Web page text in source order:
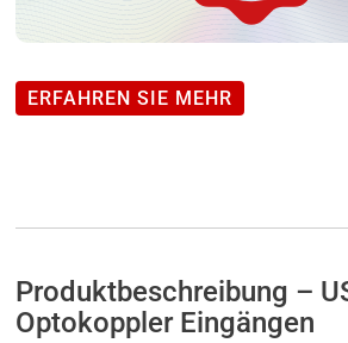
ERFAHREN SIE MEHR
Produktbeschreibung –
Optokoppler Eingängen